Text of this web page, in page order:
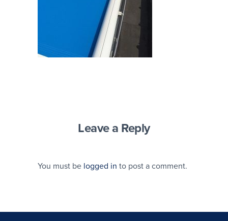
Leave a Reply
You must be logged in to post a comment.